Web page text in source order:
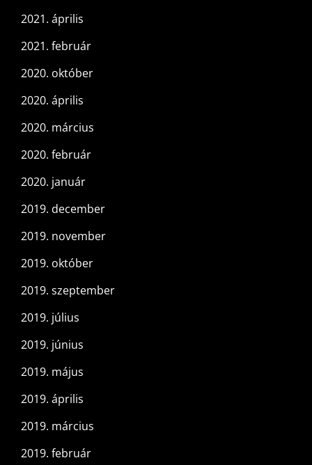
2021. április
2021. február
2020. október
2020. április
2020. március
2020. február
2020. január
2019. december
2019. november
2019. október
2019. szeptember
2019. július
2019. június
2019. május
2019. április
2019. március
2019. február